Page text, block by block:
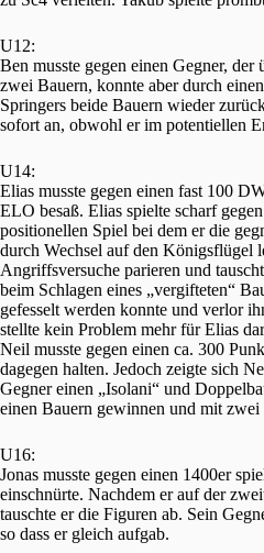
U12:
Ben musste gegen einen Gegner,
zwei Bauern, konnte aber durch
Springers beide Bauern wieder
sofort an, obwohl er im potentiellen
U14:
Elias musste gegen einen fast 100
ELO besaß. Elias spielte scharf
positionellen Spiel bei dem er die
durch Wechsel auf den Königsflügel
Angriffsversuche parieren und
beim Schlagen eines „vergifteten“
gefesselt werden konnte und verlor
stellte kein Problem mehr für Elias
Neil musste gegen einen ca. 300
dagegen halten. Jedoch zeigte sich
Gegner einen „Isolani“ und
einen Bauern gewinnen und mit
U16:
Jonas musste gegen einen 1400er
einschnürte. Nachdem er auf der
tauschte er die Figuren ab. Sein
so dass er gleich aufgab.